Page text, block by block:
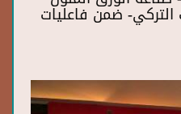
التركي- ضمن فاعليات